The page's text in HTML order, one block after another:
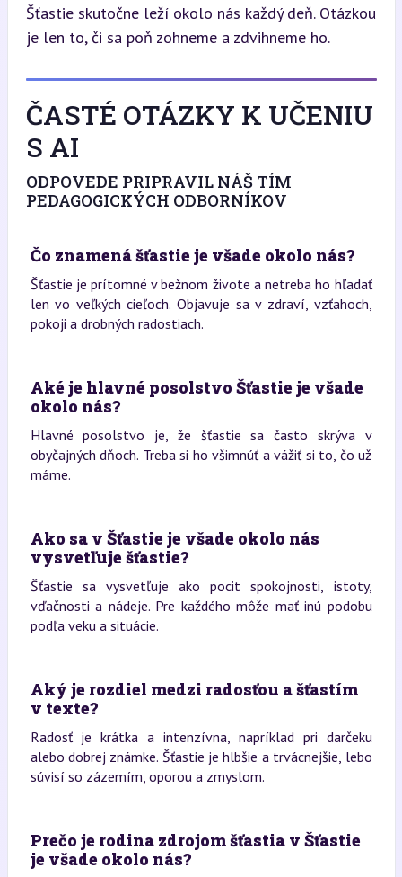
Šťastie skutočne leží okolo nás každý deň. Otázkou
je len to, či sa poň zohneme a zdvihneme ho.
ČASTÉ OTÁZKY K UČENIU
S AI
ODPOVEDE PRIPRAVIL NÁŠ TÍM
PEDAGOGICKÝCH ODBORNÍKOV
Čo znamená šťastie je všade okolo nás?
Šťastie je prítomné v bežnom živote a netreba ho hľadať
len vo veľkých cieľoch. Objavuje sa v zdraví, vzťahoch,
pokoji a drobných radostiach.
Aké je hlavné posolstvo Šťastie je všade
okolo nás?
Hlavné posolstvo je, že šťastie sa často skrýva v
obyčajných dňoch. Treba si ho všimnúť a vážiť si to, čo už
máme.
Ako sa v Šťastie je všade okolo nás
vysvetľuje šťastie?
Šťastie sa vysvetľuje ako pocit spokojnosti, istoty,
vďačnosti a nádeje. Pre každého môže mať inú podobu
podľa veku a situácie.
Aký je rozdiel medzi radosťou a šťastím
v texte?
Radosť je krátka a intenzívna, napríklad pri darčeku
alebo dobrej známke. Šťastie je hlbšie a trvácnejšie, lebo
súvisí so zázemím, oporou a zmyslom.
Prečo je rodina zdrojom šťastia v Šťastie
je všade okolo nás?